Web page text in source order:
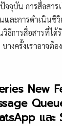
จจุบัน การสื่อสาร
และการดำเนินชี
วิธีการสื่อสารที่ไ
างครั้งเราอาจต้อ
New
และ